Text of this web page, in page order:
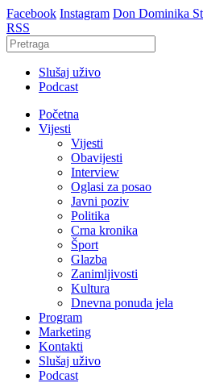
Facebook Instagram Don Dominika
RSS
Slušaj uživo
Podcast
Početna
Vijesti
Vijesti
Obavijesti
Interview
Oglasi za posao
Javni poziv
Politika
Crna kronika
Šport
Glazba
Zanimljivosti
Kultura
Dnevna ponuda jela
Program
Marketing
Kontakti
Slušaj uživo
Podcast